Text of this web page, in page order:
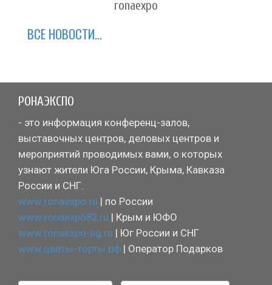
ronaexpo
ВСЕ НОВОСТИ...
РОНАЭКСПО
- это информация конференц-залов,
выставочных центров, деловых центров и
мероприятий проводимых вами, о которых
узнают жители Юга России, Крыма, Кавказа
России и СНГ.
www.ronaexpo.ru | по России
www.ronaexpo82.ru | Крым и ЮФО
www.ronaexpo-ug.ru | Юг России и СНГ
www.цветы-торты.рф | Оператор Подарков